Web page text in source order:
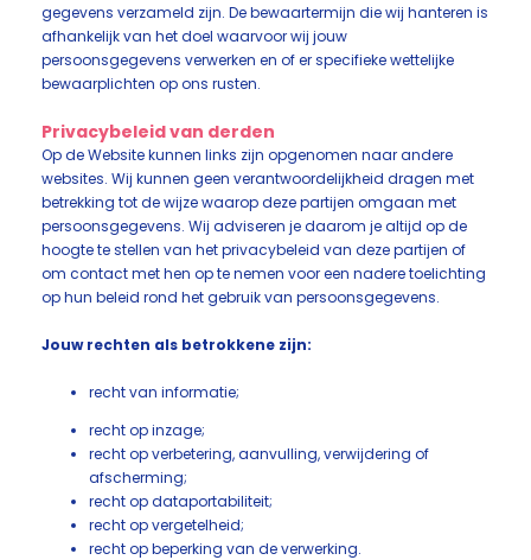
gegevens verzameld zijn. De bewaartermijn die wij hanteren is
afhankelijk van het doel waarvoor wij jouw
persoonsgegevens verwerken en of er specifieke wettelijke
bewaarplichten op ons rusten.
Privacybeleid van derden
Op de Website kunnen links zijn opgenomen naar andere
websites. Wij kunnen geen verantwoordelijkheid dragen met
betrekking tot de wijze waarop deze partijen omgaan met
persoonsgegevens. Wij adviseren je daarom je altijd op de
hoogte te stellen van het privacybeleid van deze partijen of
om contact met hen op te nemen voor een nadere toelichting
op hun beleid rond het gebruik van persoonsgegevens.
Jouw rechten als betrokkene zijn:
recht van informatie;
recht op inzage;
recht op verbetering, aanvulling, verwijdering of
afscherming;
recht op dataportabiliteit;
recht op vergetelheid;
recht op beperking van de verwerking.